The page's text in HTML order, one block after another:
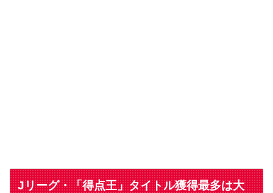
Jリーグ・「得点王」タイトル獲得最多は大